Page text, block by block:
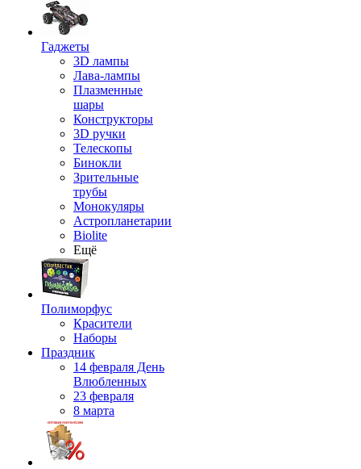
Гаджеты
3D лампы
Лава-лампы
Плазменные
шары
Конструкторы
3D ручки
Телескопы
Бинокли
Зрительные
трубы
Монокуляры
Астропланетарии
Biolite
Ещё
Полиморфус
Красители
Наборы
Праздник
14 февраля День
Влюбленных
23 февраля
8 марта